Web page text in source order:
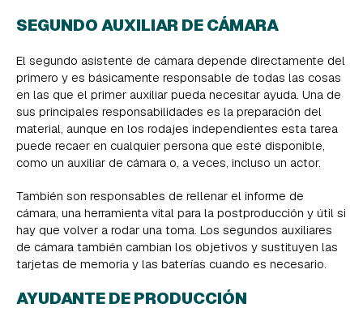
SEGUNDO AUXILIAR DE CÁMARA
El segundo asistente de cámara depende directamente del
primero y es básicamente responsable de todas las cosas
en las que el primer auxiliar pueda necesitar ayuda. Una de
sus principales responsabilidades es la preparación del
material, aunque en los rodajes independientes esta tarea
puede recaer en cualquier persona que esté disponible,
como un auxiliar de cámara o, a veces, incluso un actor.
También son responsables de rellenar el informe de
cámara, una herramienta vital para la postproducción y útil si
hay que volver a rodar una toma. Los segundos auxiliares
de cámara también cambian los objetivos y sustituyen las
tarjetas de memoria y las baterías cuando es necesario.
AYUDANTE DE PRODUCCIÓN